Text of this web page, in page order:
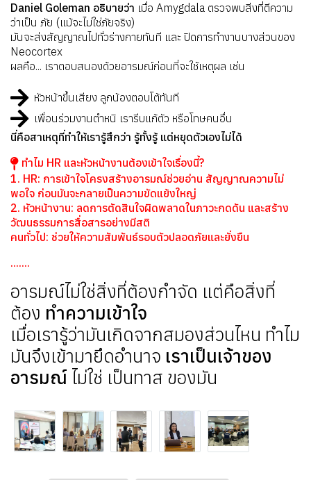
Daniel Goleman อธิบายว่า เมื่อ Amygdala ตรวจพบสิ่งที่ตีความ
ว่าเป็น ภัย (แม้จะไม่ใช่ภัยจริง)
มันจะส่งสัญญาณไปทั่วร่างกายทันที และ ปิดการทำงานบางส่วนของ
Neocortex
ผลคือ... เราตอบสนองด้วยอารมณ์ก่อนที่จะใช้เหตุผล เช่น
หัวหน้าขึ้นเสียง ลูกน้องตอบโต้ทันที
เพื่อนร่วมงานตำหนิ เรารีบแก้ตัว หรือโทษคนอื่น
นี่คือสาเหตุที่ทำให้เรารู้สึกว่า รู้ทั้งรู้ แต่หยุดตัวเองไม่ได้
ทำไม HR และหัวหน้างานต้องเข้าใจเรื่องนี้?
1. HR: การเข้าใจโครงสร้างอารมณ์ช่วยอ่าน สัญญาณความไม่
พอใจ ก่อนมันจะกลายเป็นความขัดแย้งใหญ่
2. หัวหน้างาน: ลดการตัดสินใจผิดพลาดในภาวะกดดัน และสร้าง
วัฒนธรรมการสื่อสารอย่างมีสติ
คนทั่วไป: ช่วยให้ความสัมพันธ์รอบตัวปลอดภัยและยั่งยืน
.......
อารมณ์ไม่ใช่สิ่งที่ต้องกำจัด แต่คือสิ่งที่
ต้อง ทำความเข้าใจ
เมื่อเรารู้ว่ามันเกิดจากสมองส่วนไหน ทำไม
มันจึงเข้ามายึดอำนาจ เราเป็นเจ้าของ
อารมณ์ ไม่ใช่ เป็นทาส ของมัน